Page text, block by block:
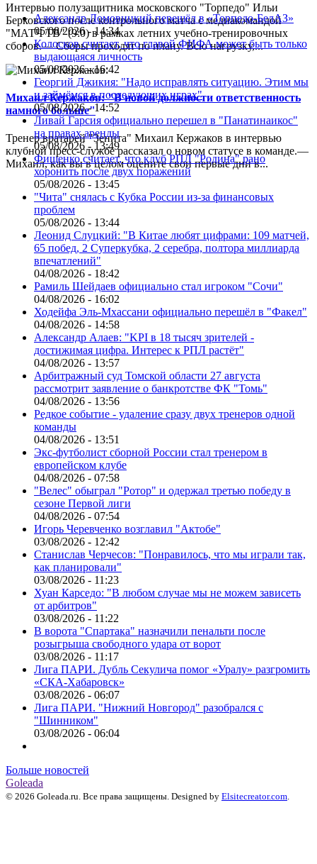
Интервью полузащитника московского "Торпедо" Ильи
Берковского после контрольного матча с медиакомандой
"МАТЧ ТВ" (9:0) в рамках летних учебно-тренировочных
сборов.— Сборы проходят по плану. Всю нагрузку,...
Михаил Кержаков: "В новой должности ответственность
намного больше"
Тренер вратарей "Зенита" Михаил Кержаков в интервью
клубной пресс-службе рассказал о новом статусе в команде.—
Михаил, как вы в целом оцените свои первые дни в...
Александр Ломовицкий перешёл в «Торпедо-БелАЗ»
05/08/2026 - 14:34
Колосков считает, что главой ФИФА может быть только
выдающаяся личность
05/08/2026 - 16:42
Георгий Джикия: "Надо исправлять ситуацию. Этим мы
и займёмся в последующих играх"
05/08/2026 - 14:52
Ливай Гарсия официально перешел в "Панатинаикос"
на правах аренды
05/08/2026 - 13:49
Фищенко считает, что клуб РПЛ "Родина" рано
хоронить после двух поражений
05/08/2026 - 13:45
"Чита" снялась с Кубка России из-за финансовых
проблем
05/08/2026 - 13:44
Леонид Слуцкий: "В Китае любят цифрами: 109 матчей,
65 побед, 2 Суперкубка, 2 серебра, полтора миллиарда
впечатлений"
04/08/2026 - 18:42
Рамиль Шейдаев официально стал игроком "Сочи"
04/08/2026 - 16:02
Ходейфа Эль-Мхассани официально перешёл в "Факел"
04/08/2026 - 14:58
Александр Алаев: "KPI в 18 тысяч зрителей -
достижимая цифра. Интерес к РПЛ растёт"
04/08/2026 - 13:57
Арбитражный суд Томской области 27 августа
рассмотрит заявление о банкротстве ФК "Томь"
04/08/2026 - 13:56
Редкое событие - удаление сразу двух тренеров одной
команды
04/08/2026 - 13:51
Экс-футболист сборной России стал тренером в
европейском клубе
04/08/2026 - 07:58
"Велес" обыграл "Ротор" и одержал третью победу в
сезоне Первой лиги
04/08/2026 - 07:54
Игорь Черевченко возглавил "Актобе"
03/08/2026 - 12:42
Станислав Черчесов: "Понравилось, что мы играли так,
как планировали"
03/08/2026 - 11:23
Хуан Карседо: "В любом случае мы не можем зависеть
от арбитров"
03/08/2026 - 11:22
В ворота "Спартака" назначили пенальти после
розыгрыша свободного удара от ворот
03/08/2026 - 11:17
Лига ПАРИ. Дубль Секулича помог «Уралу» разгромить
«СКА-Хабаровск»
03/08/2026 - 06:07
Лига ПАРИ. "Нижний Новгород" разобрался с
"Шинником"
03/08/2026 - 06:04
Больше новостей
Goleada
© 2026 Goleada.ru. Все права защищены. Designed by Elsitecreator.com